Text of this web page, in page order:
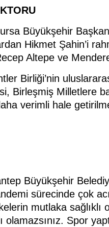
Büyükşehir
Hikmet Şahin’i
Altepe ve
Birliği’nin
Birleşmiş Milletlere
verimli hale
Büyükşehir
sürecinde çok
mutlaka sağlıklı
olamazsınız. Spor